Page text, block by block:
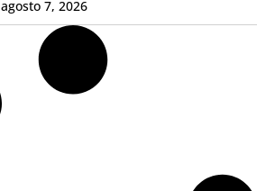
agosto 7, 2026